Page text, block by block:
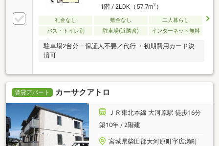
1階 / 2LDK（57.7m2）
礼金なし 敷金なし
二人暮らし
バス・トイレ別
駐車場(近隣含) インターネット無料
駐車場2台分・保証人不要／代行 ・初期費用カード決
済可
賃貸アパート カーサクアトロ
ＪＲ東北本線 大河原駅 徒歩16分
築10年 / 2階建
宮城県柴田郡大河原町字広瀬町